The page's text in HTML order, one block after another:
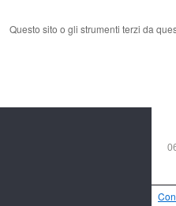
Questo sito o gli strumenti terzi da